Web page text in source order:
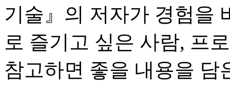
기술』의 저자가 경험을
로 즐기고 싶은 사람, 프
참고하면 좋을 내용을 담